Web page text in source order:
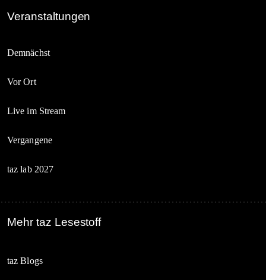
Veranstaltungen
Demnächst
Vor Ort
Live im Stream
Vergangene
taz lab 2027
Mehr taz Lesestoff
taz Blogs